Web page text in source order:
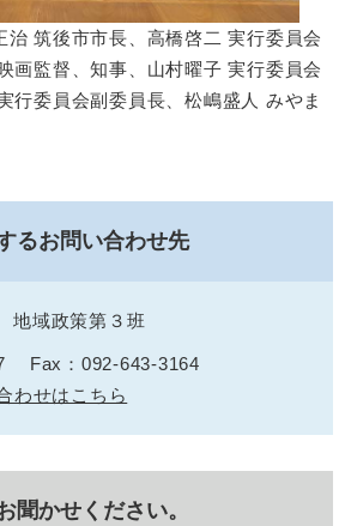
治 筑後市市長、高橋啓二 実行委員会
画監督、知事、山村曜子 実行委員会
行委員会副委員長、松嶋盛人 みやま
るお問い合わせ先
地域政策第３班
Fax：092-643-3164
わせはこちら
聞かせください。